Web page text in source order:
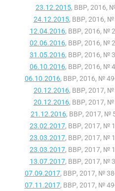
23.12.2015, ВВР, 2016,
24.12.2015, ВВР, 2016, №
12.04.2016, ВВР, 2016, №
02.06.2016, ВВР, 2016, №
31.05.2016, ВВР, 2016, №
06.10.2016, ВВР, 2016, №
06.10.2016, ВВР, 2016, №
20.12.2016, ВВР, 2017, №
20.12.2016, ВВР, 2017, №
21.12.2016, ВВР, 2017, №
23.02.2017, ВВР, 2017, №
23.03.2017, ВВР, 2017, №
23.03.2017, ВВР, 2017, №
13.07.2017, ВВР, 2017, №
07.09.2017, ВВР, 2017, №
07.11.2017, ВВР, 2017, №